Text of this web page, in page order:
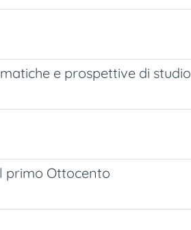
e prospettive di studio
primo Ottocento